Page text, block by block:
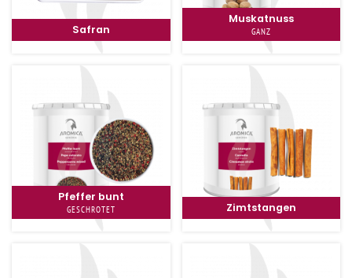
Safran
Muskatnuss
GANZ
Pfeffer bunt
GESCHROTET Zimtstangen